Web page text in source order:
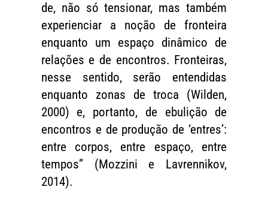
de, não só tensionar, mas também
experienciar a noção de fronteira
enquanto um espaço dinâmico de
relações e de encontros. Fronteiras,
nesse sentido, serão entendidas
enquanto zonas de troca (Wilden,
2000) e, portanto, de ebulição de
encontros e de produção de ‘entres’:
entre corpos, entre espaço, entre
tempos” (Mozzini e Lavrennikov,
2014).